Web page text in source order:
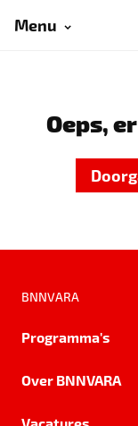
Menu
Oeps,
BNNVARA
Programma's
Over BNNVARA